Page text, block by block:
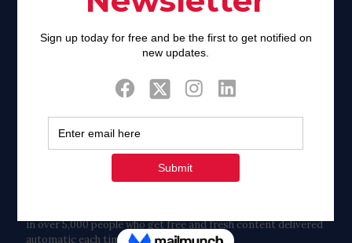
Twitter
Tweets by FaithAIDSDay
in over 5,000 people who get free and fresh content delivered
automatic each time we publish.